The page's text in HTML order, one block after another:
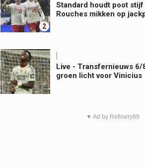
2
Standard houdt poot
Rouches mikken op
Live - Transfernieuws 6/
groen licht voor Vinicius
▼ Ad by Refinery89